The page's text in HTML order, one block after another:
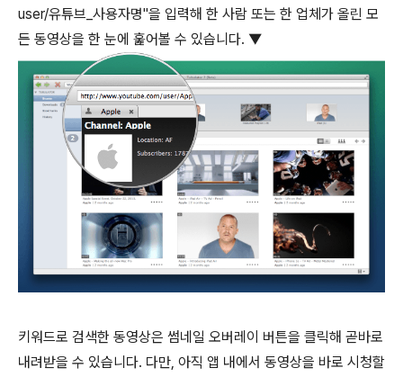
user/유튜브_사용자명"을 입력해 한 사람 또는 한 업체가 올린 모
든 동영상을 한 눈에 훑어볼 수 있습니다. ▼
키워드로 검색한 동영상은 썸네일 오버레이 버튼을 클릭해 곧바로
내려받을 수 있습니다. 다만, 아직 앱 내에서 동영상을 바로 시청할